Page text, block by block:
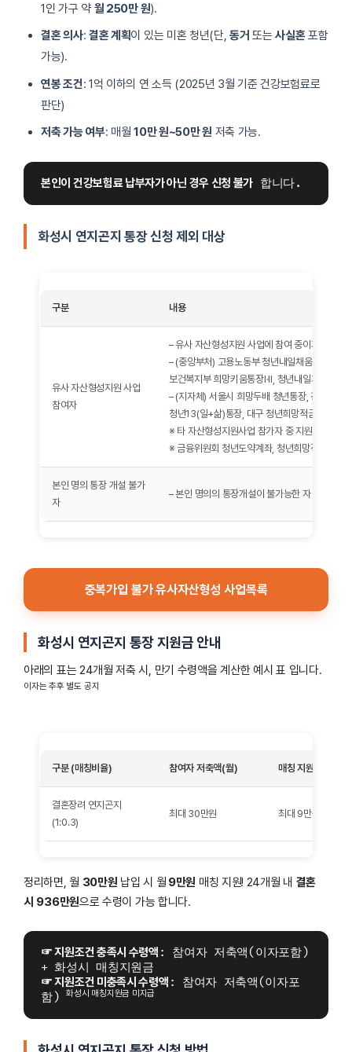
1인 가구 약 월 250만 원).
결혼 의사: 결혼 계획이 있는 미혼 청년(단,동거 또는사실혼포함
가능).
연봉 조건: 1억 이하의 연 소득 (2025년 3월 기준 건강보험료로
판단)
저축 가능 여부: 매월10만 원~50만 원 저축 가능.
본인이 건강보험료 납부자가 아닌 경우 신청 불가 합니다.
화성시 연지곤지 통장 신청 제외 대상
구분 내용
유사 자산형성지원 사업
참여자
– 유사 자산형성지원 사업에 참여 중이거나 참여
– (중앙부처) 고용노동부 청년내일채움공제, 중
보건복지부 희망키움통장Ⅰ·Ⅱ, 청년내일저축계좌
– (지자체) 서울시 희망두배 청년통장, 경기도 청
청년13(일+삶)통장, 대구 청년희망적금, 전남 청
※ 타 자산형성지원사업 참가자 중 지원을 받지
※ 금융위원회 청년도약계좌, 청년희망적금 참여
본인 명의 통장 개설 불가
자
– 본인 명의의 통장개설이 불가능한 자
중복가입 불가 유사자산형성 사업목록
화성시 연지곤지 통장 지원금 안내
아래의 표는 24개월 저축 시, 만기 수령액을 계산한 예시 표 입니다.
이자는 추후 별도 공지
구분 (매칭비율) 참여자 저축액(월) 매칭 지원금(월)
결혼장려 연지곤지
(1:0.3)
최대 30만원 최대 9만원
정리하면, 월 30만원 납입 시 월 9만원 매칭 지원! 24개월 내 결혼
시 936만원으로 수령이 가능 합니다.
☞ 지원조건 충족시 수령액 : 참여자 저축액(이자포함)
+ 화성시 매칭지원금
☞ 지원조건 미충족시 수령액 : 참여자 저축액(이자포
함) 화성시 매칭지원금 미지급